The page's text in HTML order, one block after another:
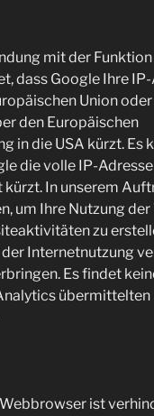
mit der Funktion
dass Google Ihre
Union oder
den Europäischen
in die USA kürzt. Es
die volle IP-
kürzt. In unserem
um Ihre Nutzung
zu
Internetnutzung
Es findet
übermittelten
ist